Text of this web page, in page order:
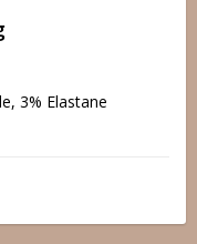
3% Elastane